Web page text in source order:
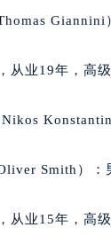
省大庆市萨尔图
省黑河市爱辉区
省佳木斯市向阳
省七台河市桃山
省双鸭山市尖山
从业19年，高
Smith）
从业15年，高